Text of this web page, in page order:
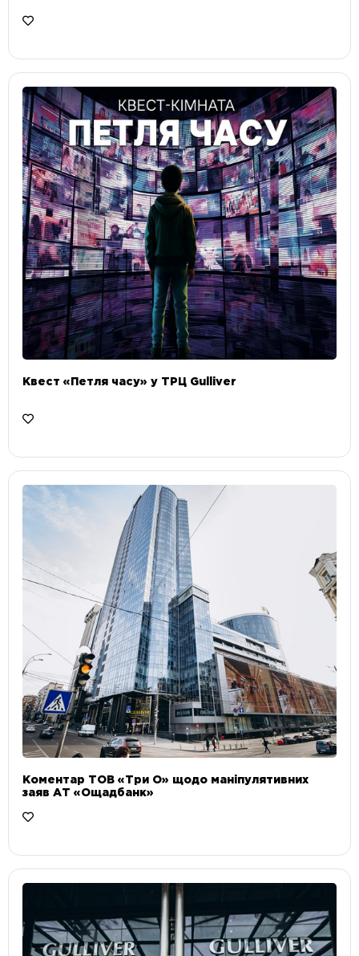
Квест «Петля часу» у ТРЦ Gulliver
Коментар ТОВ «Три О» щодо маніпулятивних
заяв АТ «Ощадбанк»